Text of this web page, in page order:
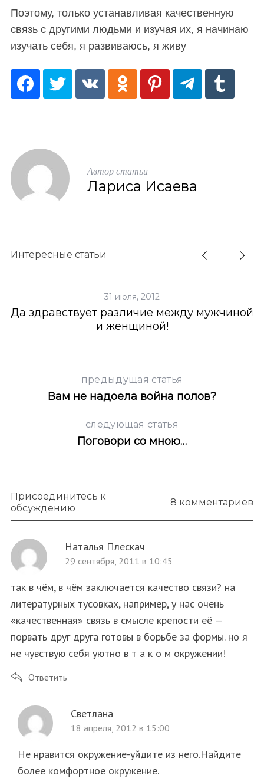
Поэтому, только устанавливая качественную
связь с другими людьми и изучая их, я начинаю
изучать себя, я развиваюсь, я живу
Автор статьи
Лариса Исаева
Интересные статьи
31 июля, 2012
Да здравствует различие между мужчиной
и женщиной!
предыдущая статья
Вам не надоела война полов?
следующая статья
Поговори со мною…
Присоединитесь к
обсуждению
8 комментариев
Наталья Плескач
29 сентября, 2011 в 10:45
так в чём, в чём заключается качество связи? на
литературных тусовках, например, у нас очень
«качественная» связь в смысле крепости её —
порвать друг друга готовы в борьбе за формы. но я
не чувствую себя уютно в т а к о м окружении!
Ответить
Светлана
18 апреля, 2012 в 15:00
Не нравится окружение-уйдите из него.Найдите
более комфортное окружение.
c
f